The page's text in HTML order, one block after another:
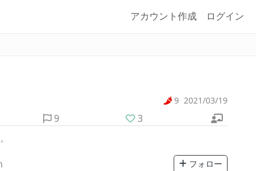
アカウント作成 ログイン
9 2021/03/19
9
3
フォロー